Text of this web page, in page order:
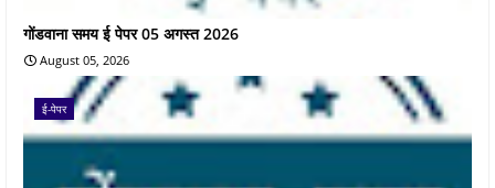
गोंडवाना समय ई पेपर 05 अगस्त 2026
August 05, 2026
ई-पेपर